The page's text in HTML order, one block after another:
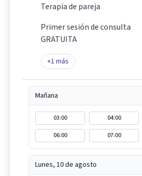
Terapia de pareja
Primer sesión de consulta
GRATUITA
+1 más
Mañana
03:00 04:00
06:00
07:00
Lunes, 10 de agosto